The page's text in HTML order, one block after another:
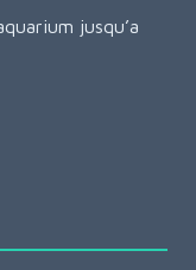
jusqu’a